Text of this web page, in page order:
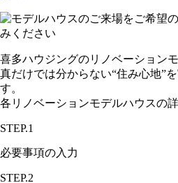
喜多ハウジングのリノベーション
真だけでは分からない“住み心地”
す。
各リノベーションモデルハウスの
STEP.1
必要事項の入力
STEP.2